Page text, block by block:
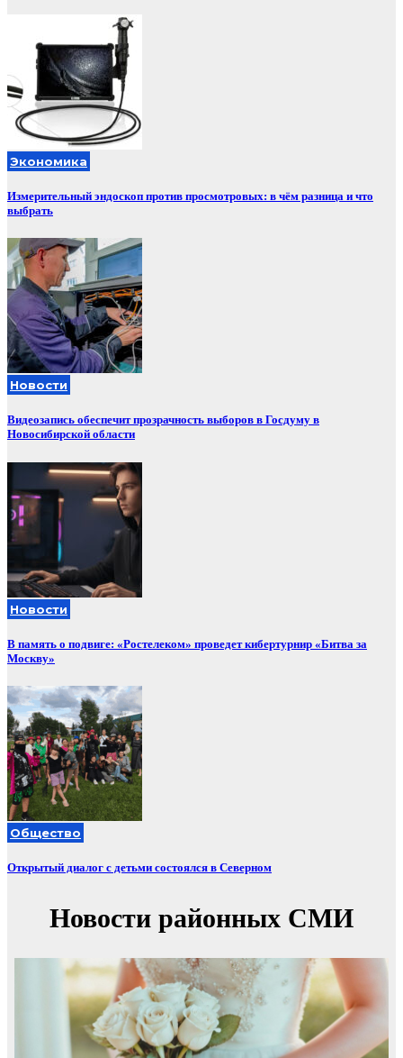
Экономика
Измерительный эндоскоп против просмотровых: в чём разница и что
выбрать
Новости
Видеозапись обеспечит прозрачность выборов в Госдуму в
Новосибирской области
Новости
В память о подвиге: «Ростелеком» проведет кибертурнир «Битва за
Москву»
Общество
Открытый диалог с детьми состоялся в Северном